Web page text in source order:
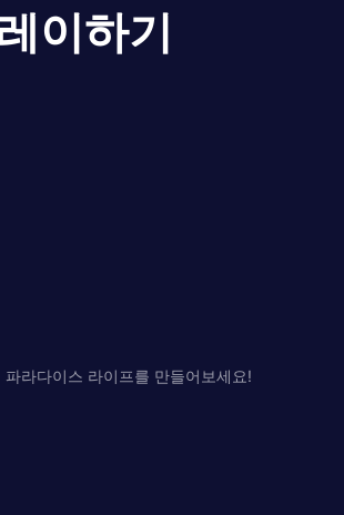
이하기
라다이스 라이프를 만들어보세요!